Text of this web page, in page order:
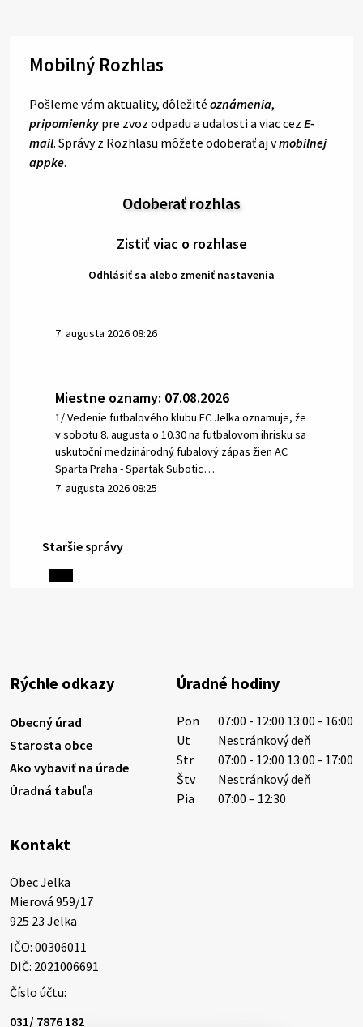
Mobilný Rozhlas
Pošleme vám aktuality, dôležité oznámenia,
pripomienky pre zvoz odpadu a udalosti a viac cez E-
mail. Správy z Rozhlasu môžete odoberať aj vmobilnej
appke.
Odoberať rozhlas
Zistiť viac o rozhlase
Odhlásiť sa alebo zmeniť nastavenia
7. augusta 2026 08:26
Miestne oznamy: 07.08.2026
1/ Vedenie futbalového klubu FC Jelka oznamuje, že
v sobotu 8. augusta o 10.30 na futbalovom ihrisku sa
uskutoční medzinárodný fubalový zápas žien AC
Sparta Praha - Spartak Subotic…
7. augusta 2026 08:25
6. augusta 2026 08:13
výdatnosti vodárenských zdrojov.
Západoslovenská vodárenská spoločnosť preto
6. augusta 2026 08:12
5. augusta 2026 13:10
Smútočný oznam: 05.08.2026 1/ Vážení obyvatelia!S
hlbokým zármutkom Vám oznamujeme, že vo veku
73 rokov nás opustila Irena Tanková, rodená
Tanková. Pohreb zosnulej bude dňa 6.08.20…
5. augusta 2026 12:59
Staršie správy
Rýchle odkazy
Obecný úrad
Starosta obce
Ako vybaviť na úrade
Úradná tabuľa
Úradné hodiny
Pon
07:00 - 12:00 13:00 - 16:00
Ut
Nestránkový deň
Str
07:00 - 12:00 13:00 - 17:00
Štv
Nestránkový deň
Pia
07:00 – 12:30
Kontakt
Obec Jelka
Mierová 959/17
925 23 Jelka
IČO: 00306011
DIČ: 2021006691
Číslo účtu:
031/ 7876 182